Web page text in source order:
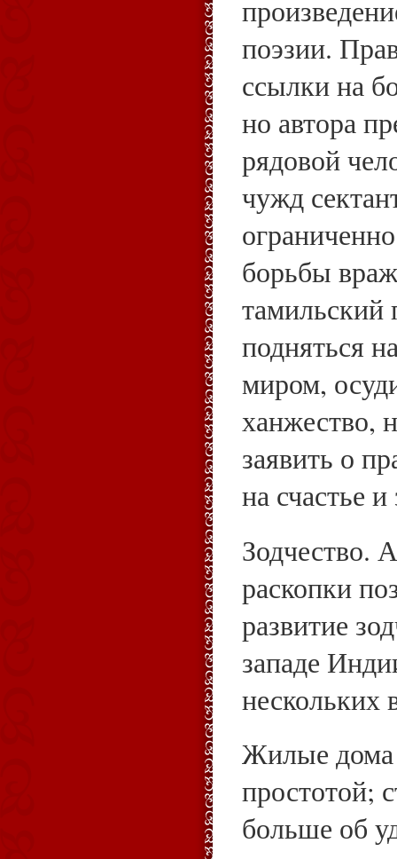
поэзии.
ссылки на
но автора
рядовой
чужд
борьбы
тамильский
подняться
миром,
ханжество,
заявить о
на счастье
Зодчество.
раскопки
развитие
западе
нескольких
Жилые дома
простотой;
больше об